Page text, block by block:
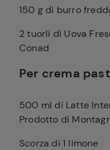
150 g di burro
2tuorli di Uova
Conad
Per crema
500 ml di Latte
Prodotto di
Scorza di 1 limone